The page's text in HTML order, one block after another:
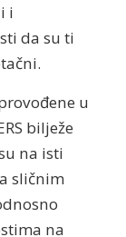
i
da su ti
u
bilježe
na isti
sličnim
na